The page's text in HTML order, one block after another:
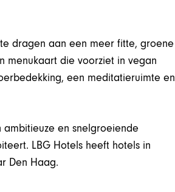
dragen aan een meer fitte, groene
menukaart die voorziet in vegan
een meditatieruimte en
ambitieuze en snelgroeiende
LBG Hotels heeft hotels in
Den Haag.